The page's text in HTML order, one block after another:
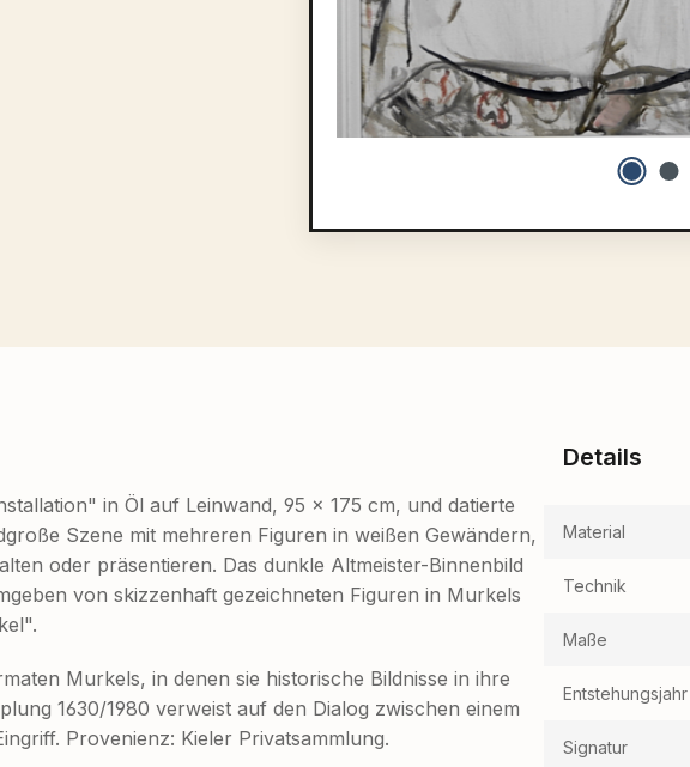
in Öl auf Leinwand, 95 × 175 cm, und datierte
Szene mit mehreren Figuren in weißen Gewändern,
oder präsentieren. Das dunkle Altmeister-Binnenbild
von skizzenhaft gezeichneten Figuren in Murkels
Murkels, in denen sie historische Bildnisse in ihre
1630/1980 verweist auf den Dialog zwischen einem
Provenienz: Kieler Privatsammlung.
Details
Material
Technik
Maße
Entstehungsjahr
Signatur